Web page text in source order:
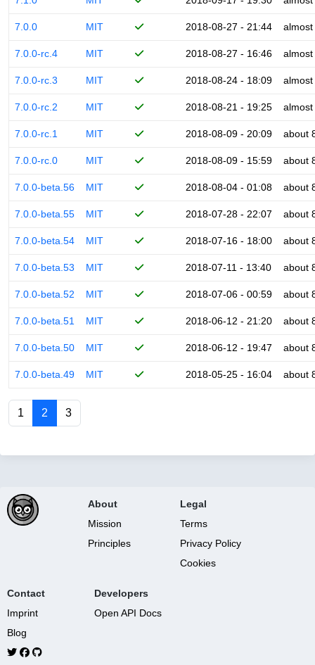
7.0.0 MIT 2018-08-27 - 21:44
7.0.0-rc.4 MIT 2018-08-27 - 16:46
7.0.0-rc.3 MIT 2018-08-24 - 18:09
7.0.0-rc.2 MIT 2018-08-21 - 19:25
7.0.0-rc.1 MIT 2018-08-09 - 20:09 about
7.0.0-rc.0 MIT 2018-08-09 - 15:59 about
7.0.0-beta.56 MIT 2018-08-04 - 01:08 about
7.0.0-beta.55 MIT 2018-07-28 - 22:07 about
7.0.0-beta.54 MIT 2018-07-16 - 18:00 about
7.0.0-beta.53 MIT 2018-07-11 - 13:40 about
7.0.0-beta.52 MIT 2018-07-06 - 00:59 about
7.0.0-beta.51 MIT 2018-06-12 - 21:20 about
7.0.0-beta.50 MIT 2018-06-12 - 19:47 about
7.0.0-beta.49 MIT 2018-05-25 - 16:04 about
1 2 3
About
Mission
Principles
Legal
Terms
Privacy Policy
Cookies
Contact
Imprint
Blog
Developers
Open API Docs